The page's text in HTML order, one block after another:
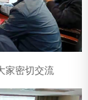
家密切交流